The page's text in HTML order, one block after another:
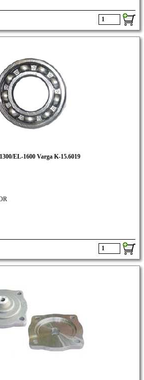
EL-1600 Varga K-15.6019